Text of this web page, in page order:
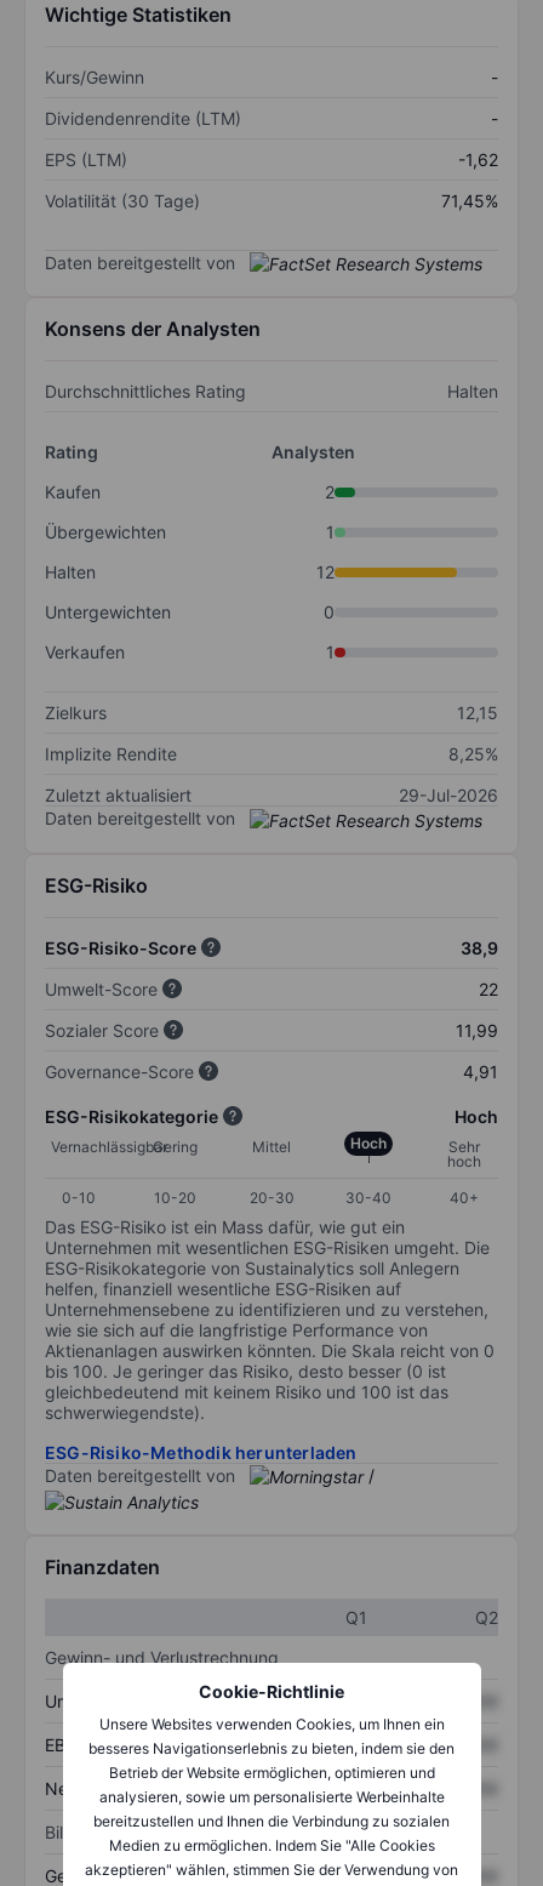
Cookie-Richtlinie
Unsere Websites verwenden Cookies, um Ihnen ein
besseres Navigationserlebnis zu bieten, indem sie den
Betrieb der Website ermöglichen, optimieren und
analysieren, sowie um personalisierte Werbeinhalte
bereitzustellen und Ihnen die Verbindung zu sozialen
Medien zu ermöglichen. Indem Sie "Alle Cookies
akzeptieren" wählen, stimmen Sie der Verwendung von
Wichtige Statistiken
Kurs/Gewinn
-
Dividendenrendite (LTM)
-
EPS (LTM)
-1,62
Volatilität (30 Tage)
71,45%
Daten bereitgestellt von
Konsens der Analysten
Durchschnittliches Rating Halten
Rating
Analysten
Kaufen
2
Übergewichten
1
Halten
12
Untergewichten
0
Verkaufen
1
Zielkurs
12,15
Implizite Rendite
8,25%
Zuletzt aktualisiert
29-Jul-2026
Daten bereitgestellt von
ESG-Risiko
ESG-Risiko-Score
38,9
Umwelt-Score
22
Sozialer Score
11,99
Governance-Score
4,91
ESG-Risikokategorie Hoch
VernachlässigbarGering Mittel Hoch
Sehr
hoch
0-10
10-20 20-30 30-40 40+
Das ESG-Risiko ist ein Mass dafür, wie gut ein
Unternehmen mit wesentlichen ESG-Risiken umgeht. Die
ESG-Risikokategorie von Sustainalytics soll Anlegern
helfen, finanziell wesentliche ESG-Risiken auf
Unternehmensebene zu identifizieren und zu verstehen,
wie sie sich auf die langfristige Performance von
Aktienanlagen auswirken könnten. Die Skala reicht von 0
bis 100. Je geringer das Risiko, desto besser (0 ist
gleichbedeutend mit keinem Risiko und 100 ist das
schwerwiegendste).
ESG-Risiko-Methodik herunterladen
Daten bereitgestellt von
/
Finanzdaten
Q1
Q2
Gewinn- und Verlustrechnung
Umsatz XXXXXXX
EBITDA XXXXXXX XXXXXXX
Nettoeinkommen XXXXXXX XXXXXXX
Bilanz
Gesamtvermögen XXXXXXX XXXXXXX